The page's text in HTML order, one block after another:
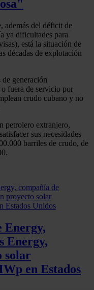
además del déficit de
ya dificultades para
está la situación de
décadas de explotación
generación
o fuera de servicio por
crudo cubano y no
petrolero extranjero,
sus necesidades
barriles de crudo, de
Energy,
Energy,
solar
en Estados